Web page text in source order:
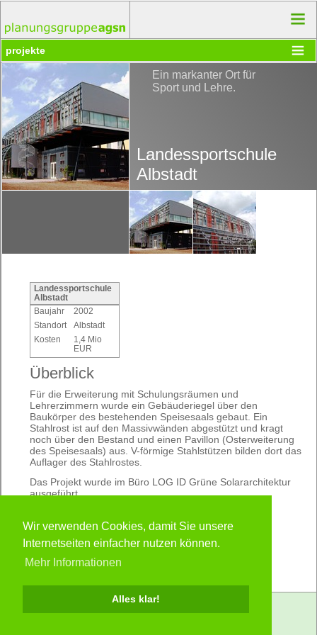
Wir verwenden Cookies, damit Sie unsere
Internetseiten einfacher nutzen können.
Mehr Informationen
Alles klar!
projekte
Ein markanter Ort für
Sport und Lehre.
Landessportschule
Albstadt
Landessportschule
Albstadt
Baujahr
2002
Standort
Albstadt
Kosten
1,4 Mio
EUR
Überblick
Für die Erweiterung mit Schulungsräumen und
Lehrerzimmern wurde ein Gebäuderiegel über den
Baukörper des bestehenden Speisesaals gebaut. Ein
Stahlrost ist auf den Massivwänden abgestützt und kragt
noch über den Bestand und einen Pavillon (Osterweiterung
des Speisesaals) aus. V-förmige Stahlstützen bilden dort das
Auflager des Stahlrostes.
Das Projekt wurde im Büro LOG ID Grüne Solararchitektur
ausgeführt.
Architektur + Städtebau
ImpressumDatenschutz